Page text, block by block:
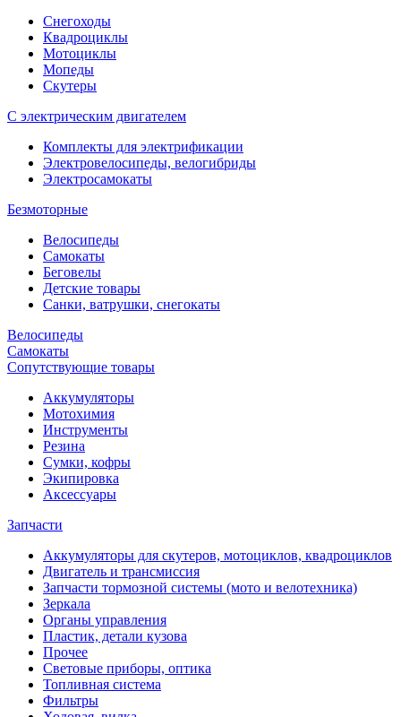
Снегоходы
Квадроциклы
Мотоциклы
Мопеды
Скутеры
С электрическим двигателем
Комплекты для электрификации
Электровелосипеды, велогибриды
Электросамокаты
Безмоторные
Велосипеды
Самокаты
Беговелы
Детские товары
Санки, ватрушки, снегокаты
Велосипеды
Самокаты
Сопутствующие товары
Аккумуляторы
Мотохимия
Инструменты
Резина
Сумки, кофры
Экипировка
Аксессуары
Запчасти
Аккумуляторы для скутеров, мотоциклов, квадроциклов
Двигатель и трансмиссия
Запчасти тормозной системы (мото и велотехника)
Зеркала
Органы управления
Пластик, детали кузова
Прочее
Световые приборы, оптика
Топливная система
Фильтры